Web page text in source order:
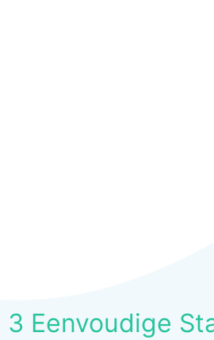
3 Eenvoudige